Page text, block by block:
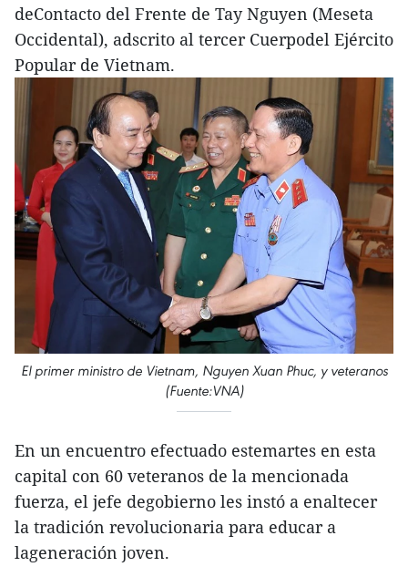
deContacto del Frente de Tay Nguyen (Meseta
Occidental), adscrito al tercer Cuerpodel Ejército
Popular de Vietnam.
El primer ministro de Vietnam, Nguyen Xuan Phuc, y veteranos
(Fuente:VNA)
En un encuentro efectuado estemartes en esta
capital con 60 veteranos de la mencionada
fuerza, el jefe degobierno les instó a enaltecer
la tradición revolucionaria para educar a
lageneración joven.